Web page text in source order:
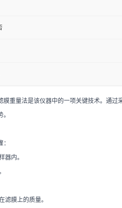
重量法是该仪器中的一项关键技术。通
器内。
滤膜上的质量。